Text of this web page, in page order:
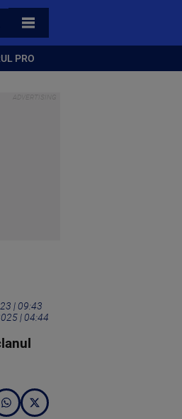
TOATE CATEGORIILE
PRO
| 09:43
| 04:44